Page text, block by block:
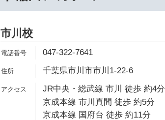
市川校
047-322-7641
千葉県市川市市川1-22-6
JR中央・総武線 市川 徒歩 約4分
京成本線 市川真間 徒歩 約5分
京成本線 国府台 徒歩 約11分